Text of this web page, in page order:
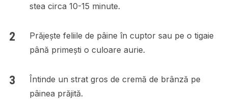
stea circa 10-15 minute.
Prăjește feliile de pâine în cuptor sau pe o tigaie
până primești o culoare aurie.
Întinde un strat gros de cremă de brânză pe
pâinea prăjită.